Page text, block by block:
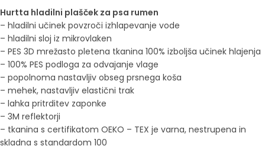
Hurtta hladilni plašček za psa rumen
– hladilni učinek povzroči izhlapevanje vode
– hladilni sloj iz mikrovlaken
– PES 3D mrežasto pletena tkanina 100% izboljša učinek hlajenja
– 100% PES podloga za odvajanje vlage
– popolnoma nastavljiv obseg prsnega koša
– mehek, nastavljiv elastični trak
– lahka pritrditev zaponke
– 3M reflektorji
– tkanina s certifikatom OEKO – TEX je varna, nestrupena in
skladna s standardom 100